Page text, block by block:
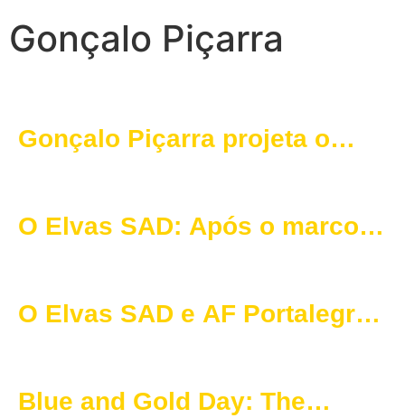
Gonçalo Piçarra
Gonçalo Piçarra projeta o
O Elvas SAD: Após o marco
O Elvas SAD e AF Portalegre
Federação Portuguesa
Blue and Gold Day: The